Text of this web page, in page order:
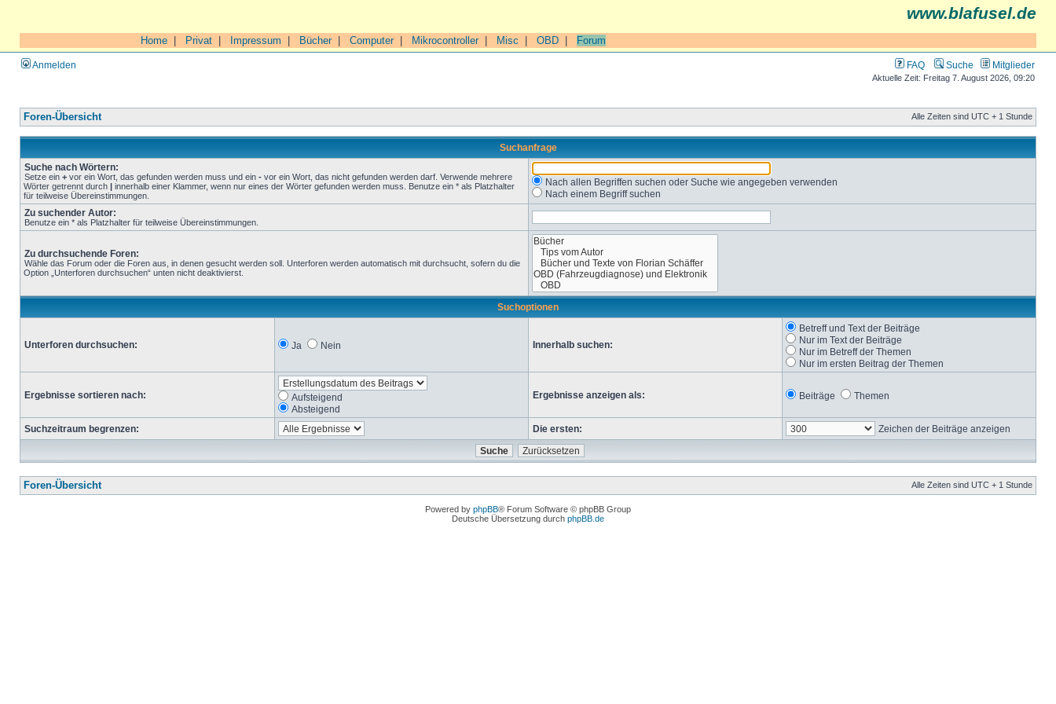
www.blafusel.de
Home Privat Impressum Bücher| Computer| Mikrocontroller| Misc OBD Forum
Anmelden FAQ Suche Mitglieder
Aktuelle Zeit: Freitag 7. August 2026, 09:20
Foren-Übersicht Alle Zeiten sind UTC + 1 Stunde
Suchanfrage
Suche nach Wörtern:
Setze ein + vor ein Wort, das gefunden werden muss und ein - vor ein Wort, das nicht gefunden werden darf. Verwende mehrere
Wörter getrennt durch | innerhalb einer Klammer, wenn nur eines der Wörter gefunden werden muss. Benutze ein * als Platzhalter
für teilweise Übereinstimmungen.
Nach allen Begriffen suchen oder Suche wie angegeben verwenden
Nach einem Begriff suchen
Zu suchender Autor:
Benutze ein * als Platzhalter für teilweise Übereinstimmungen.
Zu durchsuchende Foren:
Wähle das Forum oder die Foren aus, in denen gesucht werden soll. Unterforen werden automatisch mit durchsucht, sofern du die
Option „Unterforen durchsuchen“ unten nicht deaktivierst.
Suchoptionen
Unterforen durchsuchen: Ja Nein Innerhalb suchen:
Betreff und Text der Beiträge
Nur im Text der Beiträge
Nur im Betreff der Themen
Nur im ersten Beitrag der Themen
Ergebnisse sortieren nach:
Aufsteigend
Absteigend
Ergebnisse anzeigen als: Beiträge Themen
Suchzeitraum begrenzen: Die ersten: Zeichen der Beiträge anzeigen
Foren-Übersicht Alle Zeiten sind UTC + 1 Stunde
Powered by phpBB® Forum Software © phpBB Group
Deutsche Übersetzung durch phpBB.de